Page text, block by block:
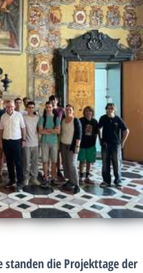
standen die Projekttage der